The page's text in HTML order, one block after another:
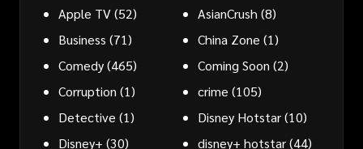
Apple TV(52) AsianCrush (8)
Business (71) China Zone (1)
Comedy(465) Coming Soon (2)
Corruption (1) crime (105)
Detective (1) Disney Hotstar(10)
Disney+ (30) disney+ hotstar(44)